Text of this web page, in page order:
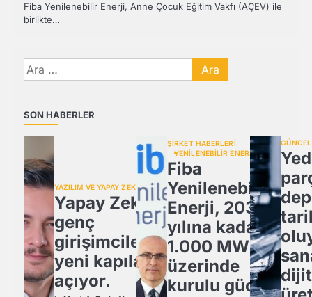
Fiba Yenilenebilir Enerji, Anne Çocuk Eğitim Vakfı (AÇEV) ile
birlikte…
Arama:
SON HABERLER
YAZILIM VE YAPAY ZEKA
Yapay Zeka,
genç
girişimcilere
yeni kapılar
açıyor.
ŞİRKET HABERLERİ
YENİLENEBİLİR ENERJİ
Fiba
Yenilenebilir
Enerji, 2030
yılına kadar
1.000 MW
üzerinde
kurulu güce
GÜNCEL